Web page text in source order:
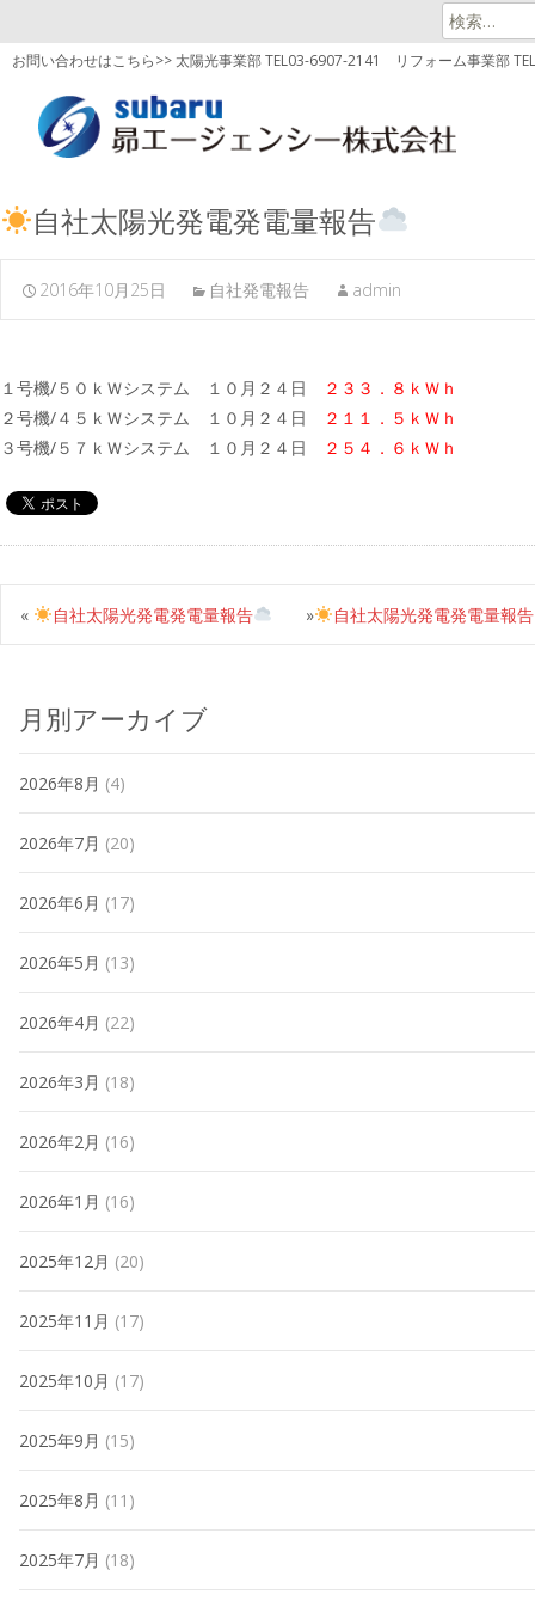
検
索:
お問い合わせはこちら>> 太陽光事業部 TEL03-6907-2141 リフォーム事業部
自社太陽光発電発電量報告
2016年10月25日 自社発電報告 admin
１号機/５０ｋＷシステム １０月２４日
２３３．８ｋＷｈ
２号機/４５ｋＷシステム １０月２４日
２１１．５ｋＷｈ
３号機/５７ｋＷシステム １０月２４日
２５４．６ｋＷｈ
« 自社太陽光発電発電量報告 自社太陽光発電発電量報告
»
月別アーカイブ
2026年8月 (4)
2026年7月 (20)
2026年6月 (17)
2026年5月 (13)
2026年4月 (22)
2026年3月 (18)
2026年2月 (16)
2026年1月 (16)
2025年12月 (20)
2025年11月 (17)
2025年10月 (17)
2025年9月 (15)
2025年8月 (11)
2025年7月 (18)